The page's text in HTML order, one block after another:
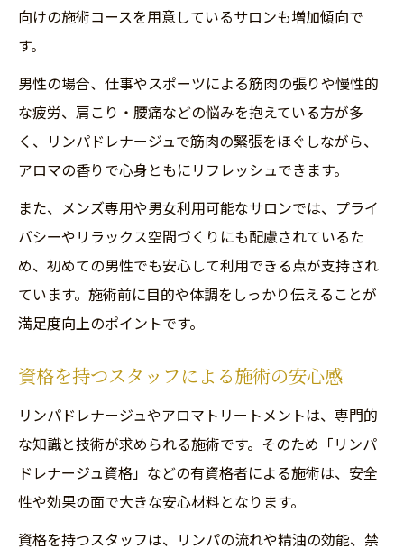
向けの施術コースを用意しているサロンも増加傾向で
す。
男性の場合、仕事やスポーツによる筋肉の張りや慢性的
な疲労、肩こり・腰痛などの悩みを抱えている方が多
く、リンパドレナージュで筋肉の緊張をほぐしながら、
アロマの香りで心身ともにリフレッシュできます。
また、メンズ専用や男女利用可能なサロンでは、プライ
バシーやリラックス空間づくりにも配慮されているた
め、初めての男性でも安心して利用できる点が支持され
ています。施術前に目的や体調をしっかり伝えることが
満足度向上のポイントです。
資格を持つスタッフによる施術の安心感
リンパドレナージュやアロマトリートメントは、専門的
な知識と技術が求められる施術です。そのため「リンパ
ドレナージュ資格」などの有資格者による施術は、安全
性や効果の面で大きな安心材料となります。
資格を持つスタッフは、リンパの流れや精油の効能、禁